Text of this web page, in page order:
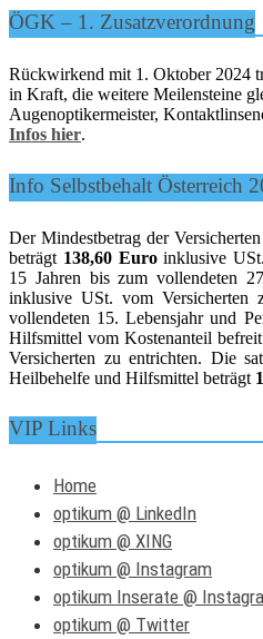
ÖGK – 1. Zusatzverordnung
Rückwirkend mit 1. Oktober 2024
in Kraft, die weitere Meilensteine
Augenoptikermeister,
Infos hier.
Info Selbstbehalt Österreich
Der Mindestbetrag der
beträgt 138,60 Euroinklusive
15 Jahren bis zum vollendeten
inklusive USt. vom
vollendeten 15. Lebensjahr und
Hilfsmittel vom Kostenanteil
Versicherten zu entrichten. Die
Heilbehelfe und Hilfsmittel beträgt
VIP Links
Home
optikum @ LinkedIn
optikum @ XING
optikum @ Instagram
optikum Inserate @
optikum @ Twitter